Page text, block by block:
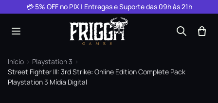
Pular para o conteúdo
💳 5% OFF no PIX | Entregas e Suporte das 09h às 21h
Início › Playstation 3 ›
Street Fighter III: 3rd Strike: Online Edition Complete Pack
Playstation 3 Mídia Digital